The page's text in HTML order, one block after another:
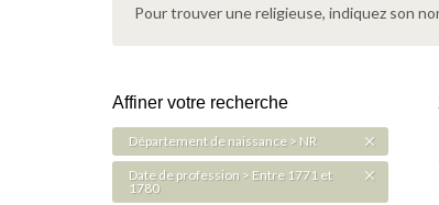
Pour trouver une religieuse, indiquez son
Affiner votre recherche
Département de naissance > NR
Date de profession > Entre 1771 et
1780